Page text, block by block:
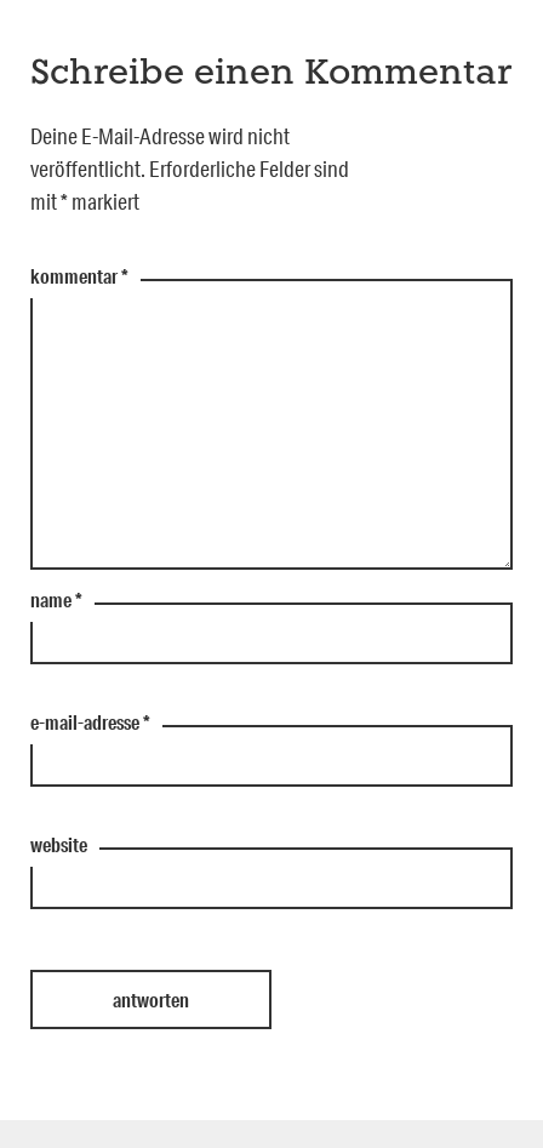
Schreibe einen Kommentar
Deine E-Mail-Adresse wird nicht
veröffentlicht. Erforderliche Felder sind
mit*markiert
kommentar*
name*
e-mail-adresse*
website